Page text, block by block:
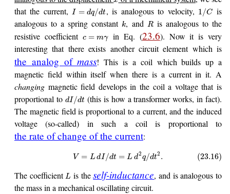
that the current, I = dq/dt, is analogous to velocity, 1/C
is
analogous to a spring constant k, and Ris analogous to the
resistive coefficient c = mγ in Eq. (23.6). Now it is very
interesting that there exists another circuit element which is
the analog ofmass! This is a coil which builds up a
magnetic field within itself when there is a current in it. A
changing magnetic field develops in the coil a voltage that is
proportional to dI/dt (this is how a transformer works, in fact).
The magnetic field is proportional to a current, and the induced
voltage (so-called) in such a coil is proportional to
the rate of change of the current:
V = L d I/dt = L d2q/dt2 . (23.16)
The coefficient L is theself-inductance, and is analogous to
the mass in a mechanical oscillating circuit.